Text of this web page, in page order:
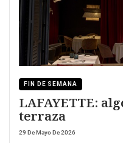
FIN DE SEMANA
LAFAYETTE:
terraza
29 De Mayo De 2026